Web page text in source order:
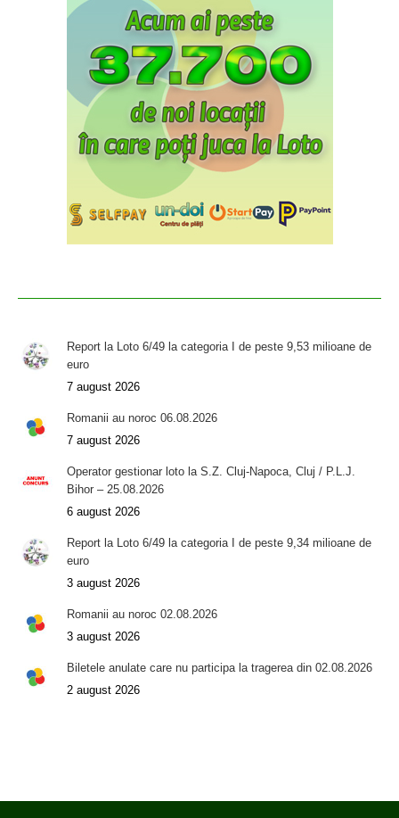
Report la Loto 6/49 la categoria I de peste 9,53 milioane de
euro
7 august 2026
Romanii au noroc 06.08.2026
7 august 2026
Operator gestionar loto la S.Z. Cluj-Napoca, Cluj / P.L.J.
Bihor – 25.08.2026
6 august 2026
Report la Loto 6/49 la categoria I de peste 9,34 milioane de
euro
3 august 2026
Romanii au noroc 02.08.2026
3 august 2026
Biletele anulate care nu participa la tragerea din 02.08.2026
2 august 2026